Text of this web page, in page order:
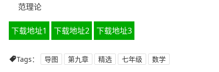
范理论
下载地址1 下载地址2 下载地址3
Tags： 导图 第九章 精选 七年级 数学